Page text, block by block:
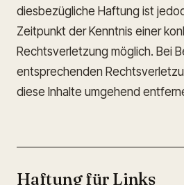
diesbezügliche Haftung ist
Zeitpunkt der Kenntnis einer
Rechtsverletzung möglich. Bei
entsprechenden
diese Inhalte umgehend
Haftung für Links